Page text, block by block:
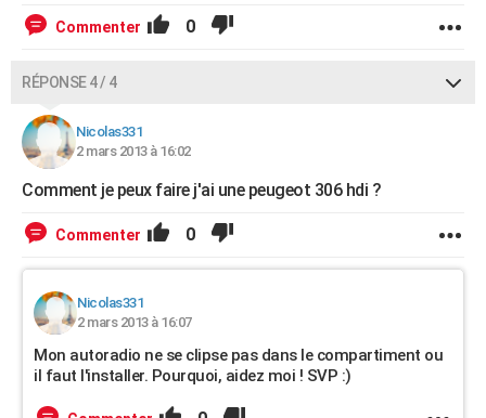
Commenter 0
RÉPONSE 4 / 4
Nicolas331
2 mars 2013 à 16:02
Comment je peux faire j'ai une peugeot 306 hdi ?
Commenter 0
Nicolas331
2 mars 2013 à 16:07
Mon autoradio ne se clipse pas dans le compartiment ou
il faut l'installer. Pourquoi, aidez moi ! SVP :)